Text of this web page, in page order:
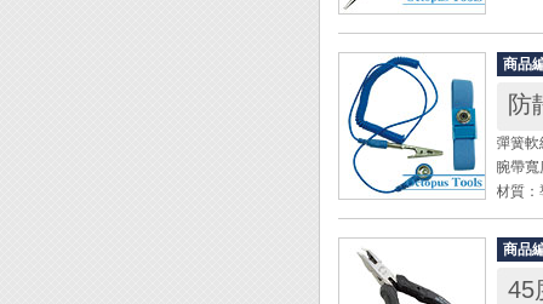
◆ 適用
商品
防
彈簧
腕帶
材質
顏色：
◆ 靜電
◆ 鬆
商品
45